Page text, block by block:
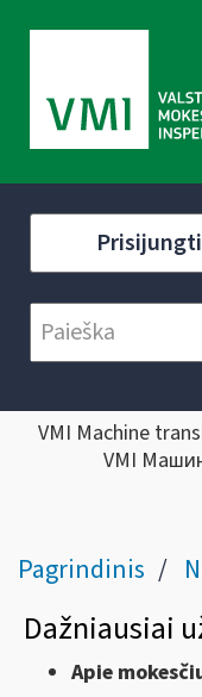
Prisijungti
VMI Machine
VMI
Pagrindinis
Dažniausiai
Apie